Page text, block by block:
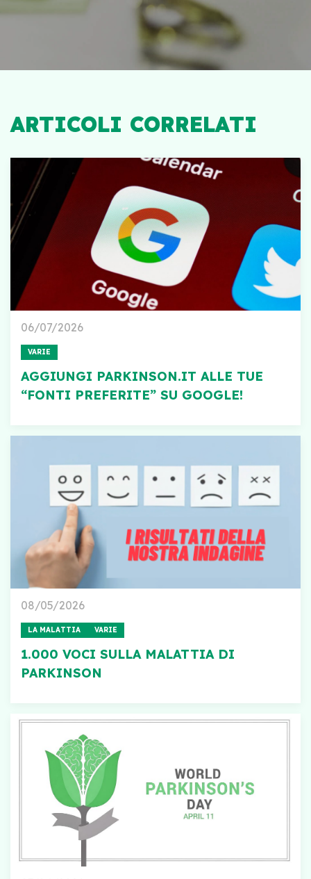
ARTICOLI CORRELATI
06/07/2026
VARIE
AGGIUNGI PARKINSON.IT ALLE TUE
“FONTI PREFERITE” SU GOOGLE!
08/05/2026
LA MALATTIA VARIE
1.000 VOCI SULLA MALATTIA DI
PARKINSON